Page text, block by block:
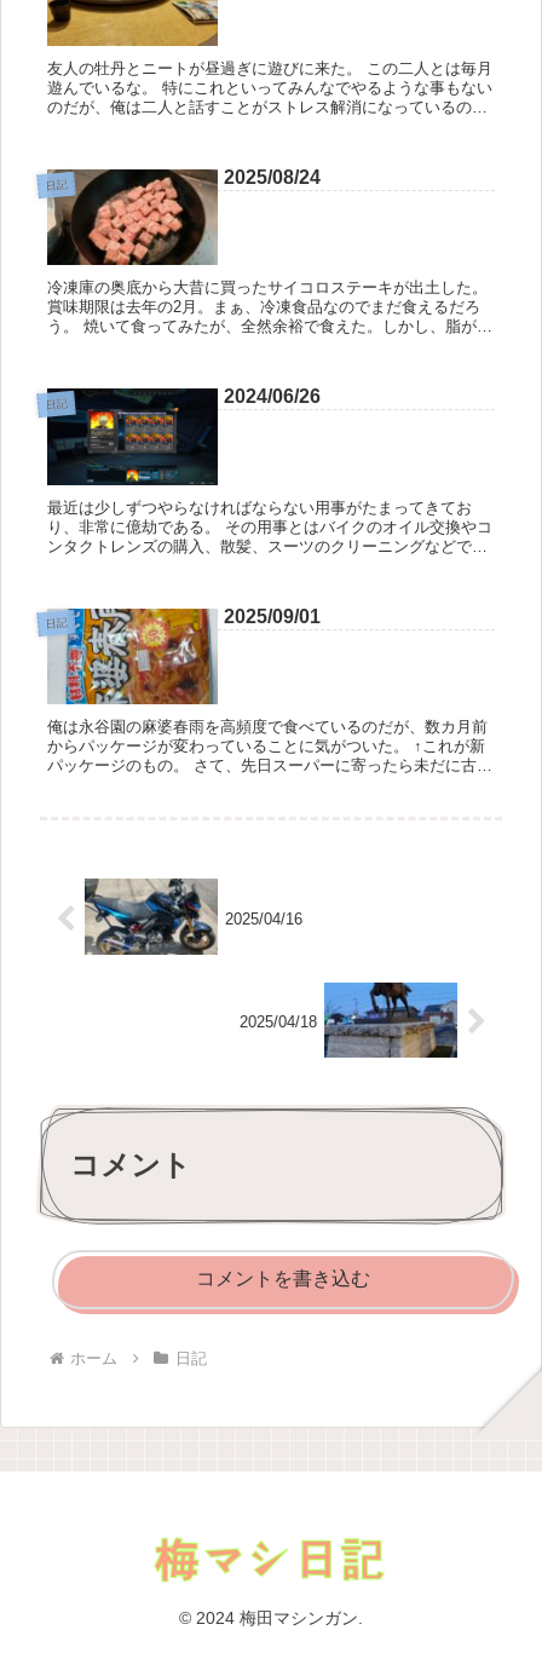
友人の牡丹とニートが昼過ぎに遊びに来た。 この二人とは毎月
遊んでいるな。 特にこれといってみんなでやるような事もない
のだが、俺は二人と話すことがストレス解消になっているの
日記 2025/08/24
冷凍庫の奥底から大昔に買ったサイコロステーキが出土した。
賞味期限は去年の2月。まぁ、冷凍食品なのでまだ食えるだろ
う。 焼いて食ってみたが、全然余裕で食えた。しかし、脂が多
日記 2024/06/26
最近は少しずつやらなければならない用事がたまってきてお
り、非常に億劫である。 その用事とはバイクのオイル交換やコ
ンタクトレンズの購入、散髪、スーツのクリーニングなどで、
日記 2025/09/01
俺は永谷園の麻婆春雨を高頻度で食べているのだが、数カ月前
からパッケージが変わっていることに気がついた。 ↑これが新
パッケージのもの。 さて、先日スーパーに寄ったら未だに古い
2025/04/16
2025/04/18
コメント
コメントを書き込む
ホーム 日記
© 2024 梅田マシンガン.